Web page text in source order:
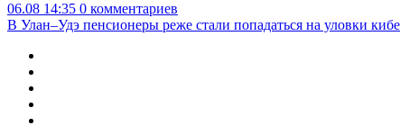
06.08 14:35 0 комментариев
В Улан–Удэ пенсионеры реже стали попадаться на уловки